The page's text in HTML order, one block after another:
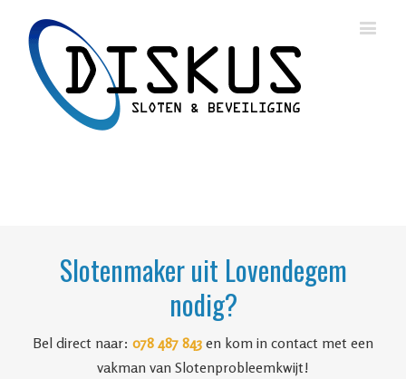
Slotenmaker uit Lovendegem
nodig?
Bel direct naar: 078 487 843 en kom in contact met een
vakman van Slotenprobleemkwijt!